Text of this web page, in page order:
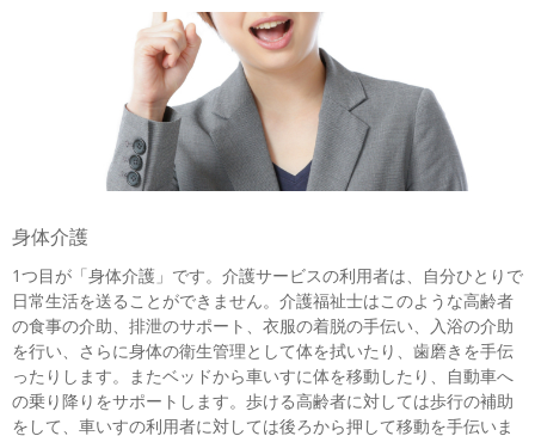
身体介護
1つ目が「身体介護」です。介護サービスの利用者は、自分ひとりで
日常生活を送ることができません。介護福祉士はこのような高齢者
の食事の介助、排泄のサポート、衣服の着脱の手伝い、入浴の介助
を行い、さらに身体の衛生管理として体を拭いたり、歯磨きを手伝
ったりします。またベッドから車いすに体を移動したり、自動車へ
の乗り降りをサポートします。歩ける高齢者に対しては歩行の補助
をして、車いすの利用者に対しては後ろから押して移動を手伝いま